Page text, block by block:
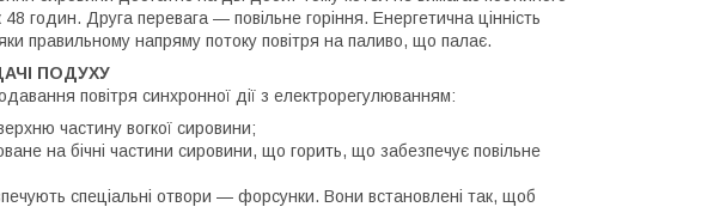
годин. Друга перевага — повільне горіння. Енергетична цінність
правильному напряму потоку повітря на паливо, що палає.
ПОДУХУ
повітря синхронної дії з електрорегулюванням:
частину вогкої сировини;
на бічні частини сировини, що горить, що забезпечує повільне
спеціальні отвори — форсунки. Вони встановлені так, щоб